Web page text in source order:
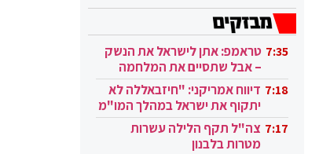
7:35 טראמפ: אתן לישראל את הנשק
– אבל שתסיים את המלחמה
בעזה 7:18 דיווח אמריקני: "חיזבאללה לא
יתקוף את ישראל במהלך המו"מ
בקטאר" 7:17 צה"ל תקף הלילה עשרות
מטרות בלבנון